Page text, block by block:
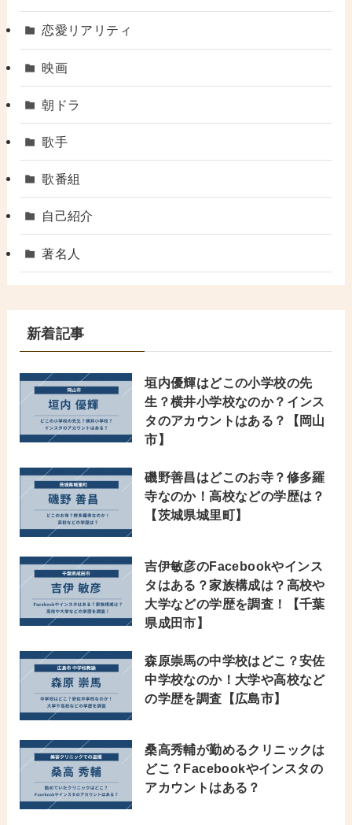
恋愛リアリティ
映画
朝ドラ
歌手
歌番組
自己紹介
著名人
新着記事
垣内優輝はどこの小学校の先
生？横井小学校なのか？インス
タのアカウントはある？【岡山
市】
磯野善昌はどこのお寺？修多羅
寺なのか！高校などの学歴は？
【茨城県城里町】
吉伊敏彦のFacebookやインス
タはある？家族構成は？高校や
大学などの学歴を調査！【千葉
県成田市】
森原崇馬の中学校はどこ？安佐
中学校なのか！大学や高校など
の学歴を調査【広島市】
桑高秀輔が勤めるクリニックは
どこ？Facebookやインスタの
アカウントはある？